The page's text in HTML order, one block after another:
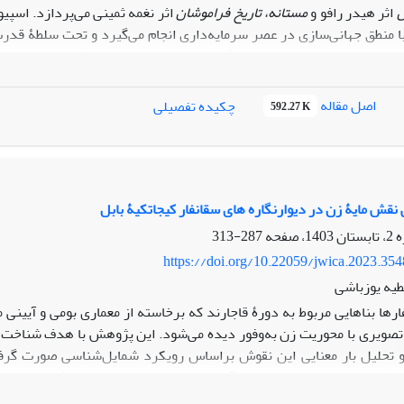
اثر هیدر رافو ومستانه، تاریخ فراموشاناثر نغمه ثمینی می‌پردازد.
منطق جهانی‌سازی در عصر سرمایه‌داری انجام می‌گیرد و تحت سلطۀ
تفکرات غرب است. او در هنگام پرداختن به سوژه‌های فرودست،
سیاست آرمانی و ذات‌گرایانۀ محدود می‌رسد. حال آنکه سوژۀ
و فراگیری، بهترین حالت ممکن برای اوست. در سایۀ این بازی
و افراد در حاشیه آشکار شود. در پژوهش پیش‌رو، با تمرکز بر
بر تطبیق گرایی»، نشان داده می‌شود که فرودست می‌تواند از
اصل مقاله 592.27 K چکیده تفصیلی
مایۀ زن در دیوارنگاره های سقانفار کیجاتکیۀ بابل
287-313
https://doi.org/10.22059/
یوزباشی
بناهایی مربوط به دورۀ قاجارند که برخاسته از معماری بومی و
با محوریت زن به‌وفور دیده می‌شود. این پژوهش با هدف شناخت
سقانفار کیجاتکیۀ بابل براساس رویکرد شمایل‌شناسی چیست؟ این